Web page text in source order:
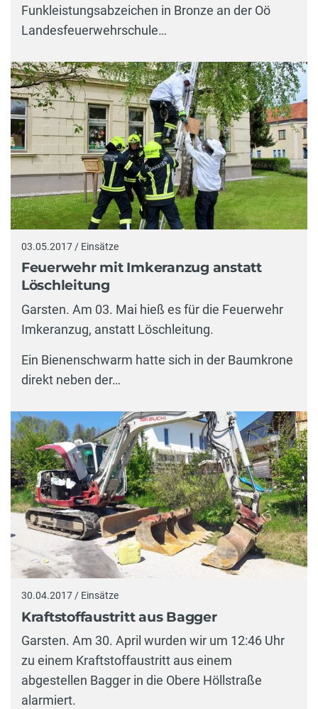
Funkleistungsabzeichen in Bronze an der Oö
Landesfeuerwehrschule…
03.05.2017 / Einsätze
Feuerwehr mit Imkeranzug anstatt
Löschleitung
Garsten. Am 03. Mai hieß es für die Feuerwehr
Imkeranzug, anstatt Löschleitung.
Ein Bienenschwarm hatte sich in der Baumkrone
direkt neben der…
30.04.2017 / Einsätze
Kraftstoffaustritt aus Bagger
Garsten. Am 30. April wurden wir um 12:46 Uhr
zu einem Kraftstoffaustritt aus einem
abgestellen Bagger in die Obere Höllstraße
alarmiert.